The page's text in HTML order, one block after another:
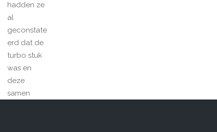
hadden ze
al
geconstate
erd dat de
turbo stuk
was en
deze
samen